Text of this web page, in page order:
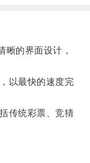
的界面设计，
以最快的速度完
传统彩票、竞猜